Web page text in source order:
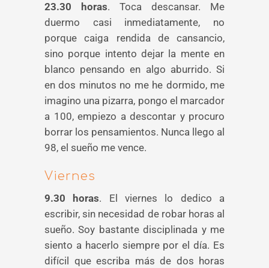
23.30 horas. Toca descansar. Me
duermo casi inmediatamente, no
porque caiga rendida de cansancio,
sino porque intento dejar la mente en
blanco pensando en algo aburrido. Si
en dos minutos no me he dormido, me
imagino una pizarra, pongo el marcador
a 100, empiezo a descontar y procuro
borrar los pensamientos. Nunca llego al
98, el sueño me vence.
Viernes
9.30 horas. El viernes lo dedico a
escribir, sin necesidad de robar horas al
sueño. Soy bastante disciplinada y me
siento a hacerlo siempre por el día. Es
difícil que escriba más de dos horas